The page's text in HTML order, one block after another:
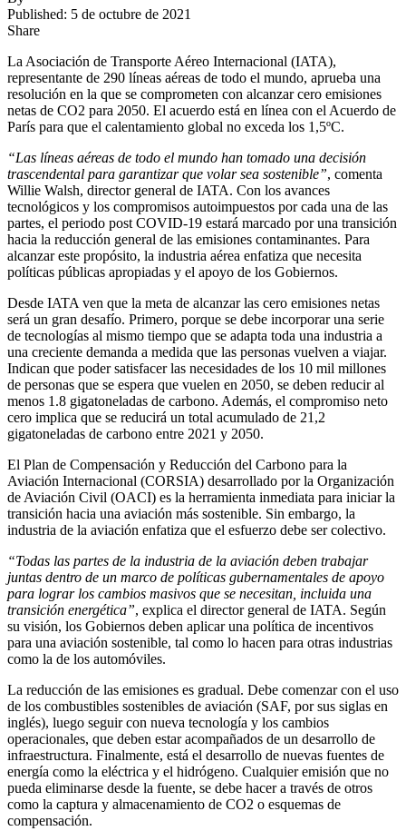
Published: 5 de octubre de 2021
Share
La Asociación de Transporte Aéreo Internacional (IATA),
representante de 290 líneas aéreas de todo el mundo, aprueba una
resolución en la que se comprometen con alcanzar cero emisiones
netas de CO2 para 2050. El acuerdo está en línea con el Acuerdo de
París para que el calentamiento global no exceda los 1,5ºC.
“Las líneas aéreas de todo el mundo han tomado una decisión
trascendental para garantizar que volar sea sostenible”, comenta
Willie Walsh, director general de IATA. Con los avances
tecnológicos y los compromisos autoimpuestos por cada una de las
partes, el periodo post COVID-19 estará marcado por una transición
hacia la reducción general de las emisiones contaminantes. Para
alcanzar este propósito, la industria aérea enfatiza que necesita
políticas públicas apropiadas y el apoyo de los Gobiernos.
Desde IATA ven que la meta de alcanzar las cero emisiones netas
será un gran desafío. Primero, porque se debe incorporar una serie
de tecnologías al mismo tiempo que se adapta toda una industria a
una creciente demanda a medida que las personas vuelven a viajar.
Indican que poder satisfacer las necesidades de los 10 mil millones
de personas que se espera que vuelen en 2050, se deben reducir al
menos 1.8 gigatoneladas de carbono. Además, el compromiso neto
cero implica que se reducirá un total acumulado de 21,2
gigatoneladas de carbono entre 2021 y 2050.
El Plan de Compensación y Reducción del Carbono para la
Aviación Internacional (CORSIA) desarrollado por la Organización
de Aviación Civil (OACI) es la herramienta inmediata para iniciar la
transición hacia una aviación más sostenible. Sin embargo, la
industria de la aviación enfatiza que el esfuerzo debe ser colectivo.
“Todas las partes de la industria de la aviación deben trabajar
juntas dentro de un marco de políticas gubernamentales de apoyo
para lograr los cambios masivos que se necesitan, incluida una
transición energética”, explica el director general de IATA. Según
su visión, los Gobiernos deben aplicar una política de incentivos
para una aviación sostenible, tal como lo hacen para otras industrias
como la de los automóviles.
La reducción de las emisiones es gradual. Debe comenzar con el uso
de los combustibles sostenibles de aviación (SAF, por sus siglas en
inglés), luego seguir con nueva tecnología y los cambios
operacionales, que deben estar acompañados de un desarrollo de
infraestructura. Finalmente, está el desarrollo de nuevas fuentes de
energía como la eléctrica y el hidrógeno. Cualquier emisión que no
pueda eliminarse desde la fuente, se debe hacer a través de otros
como la captura y almacenamiento de CO2 o esquemas de
compensación.